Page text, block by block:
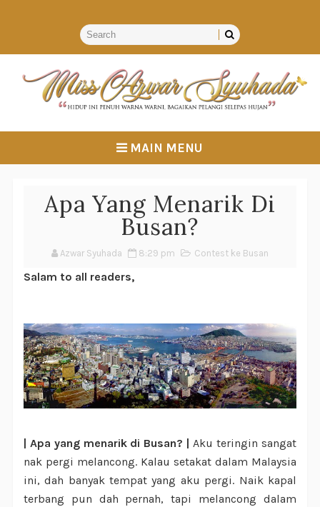
MAIN MENU
Apa Yang Menarik Di
Busan?
Azwar Syuhada 8:29 pm Contest ke Busan
Salam to all readers,
| Apa yang menarik di Busan? |Aku teringin sangat
nak pergi melancong. Kalau setakat dalam Malaysia
ini, dah banyak tempat yang aku pergi. Naik kapal
terbang pun dah pernah, tapi melancong dalam